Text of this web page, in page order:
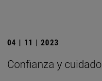
04 | 11 | 2023
Confianza y cuidado